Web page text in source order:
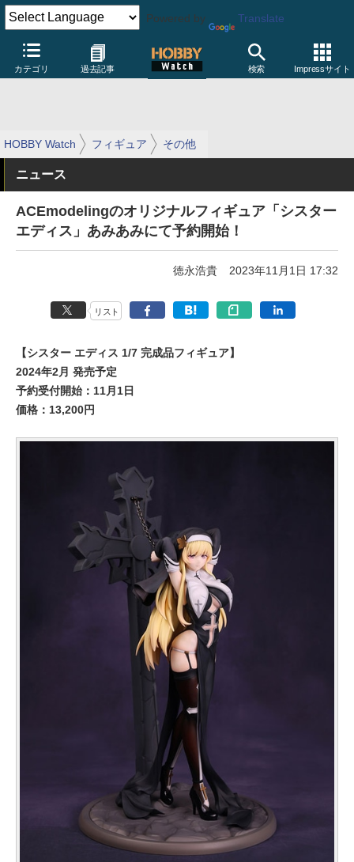
Powered by Translate
カテゴリ 過去記事 検索 Impressサイト
HOBBY Watch フィギュア その他
ニュース
ACEmodelingのオリジナルフィギュア「シスター
エディス」あみあみにて予約開始！
徳永浩貴 2023年11月1日 17:32
リスト
【シスター エディス 1/7 完成品フィギュア】
2024年2月 発売予定
予約受付開始：11月1日
価格：13,200円